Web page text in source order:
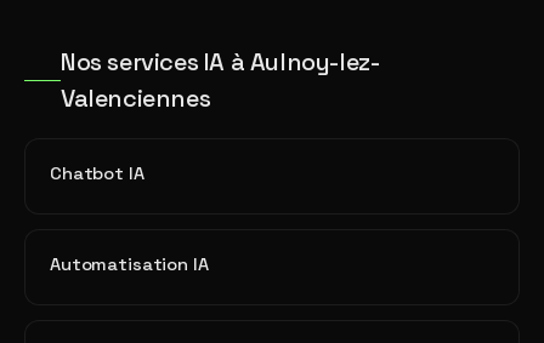
Nos services IA à Aulnoy-lez-
Valenciennes
Chatbot IA
Automatisation IA